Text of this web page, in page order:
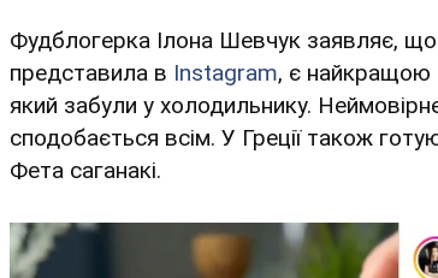
Фудблогерка Ілона Шевчук заявляє,
представила в Instagram, є найкращою
який забули у холодильнику.
сподобається всім. У Греції також
Фета саганакі.